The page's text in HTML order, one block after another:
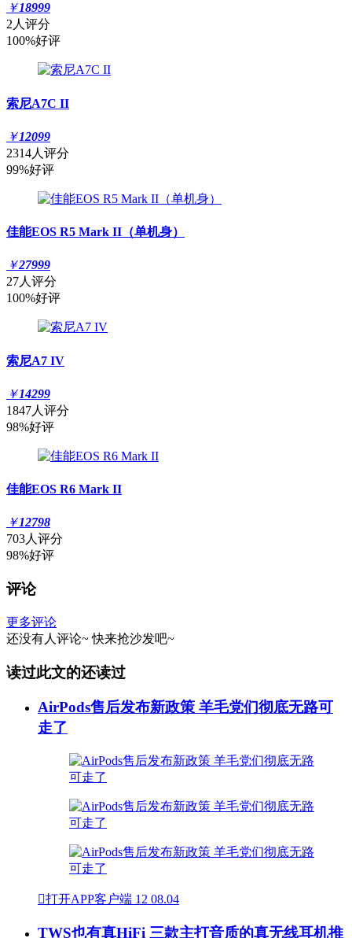
￥18999
2人评分
100%好评
索尼A7C II
￥12099
2314人评分
99%好评
佳能EOS R5 Mark II（单机身）
￥27999
27人评分
100%好评
索尼A7 IV
￥14299
1847人评分
98%好评
佳能EOS R6 Mark II
￥12798
703人评分
98%好评
评论
更多评论
还没有人评论~ 快来抢沙发吧~
读过此文的还读过
AirPods售后发布新政策 羊毛党们彻底无路可
走了
打开APP客户端 12 08.04
TWS也有真HiFi 三款主打音质的真无线耳机推